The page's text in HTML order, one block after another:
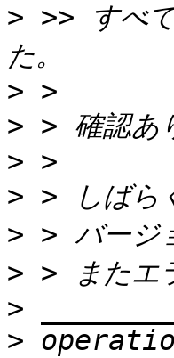
> >> すべ
>
>
>
>
>
>
>
>